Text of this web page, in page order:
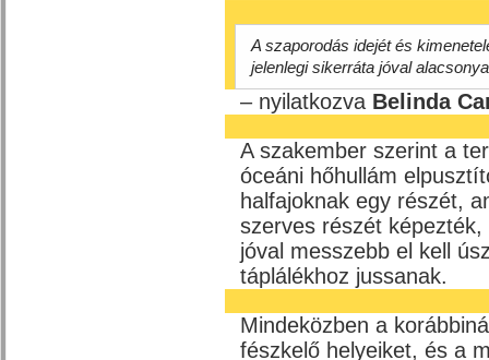
A szaporodás idejét és
jelenlegi sikerráta jóval
– nyilatkozva Belinda
A szakember szerint a
óceáni hőhullám
halfajoknak egy részét,
szerves részét
jóval messzebb el kell
táplálékhoz jussanak.
Mindeközben a
fészkelő helyeiket, és a